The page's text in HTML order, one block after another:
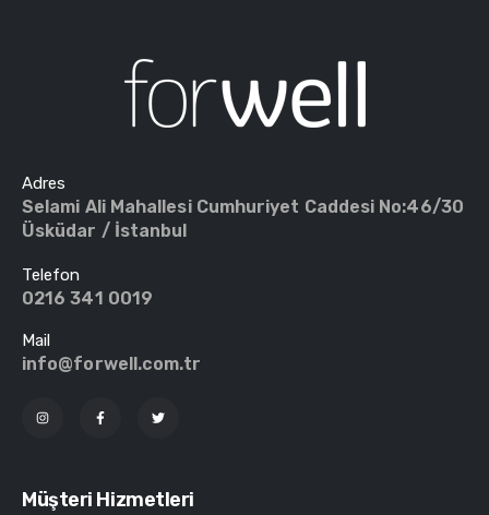
Adres
Selami Ali Mahallesi Cumhuriyet Caddesi No:46/30
Üsküdar / İstanbul
Telefon
0216 341 0019
Mail
info@forwell.com.tr
Müşteri Hizmetleri